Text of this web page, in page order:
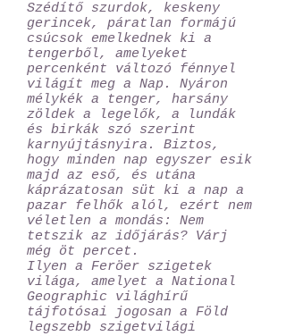
Szédítő szurdok, keskeny
gerincek, páratlan formájú
csúcsok emelkednek ki a
tengerből, amelyeket
percenként változó fénnyel
világít meg a Nap. Nyáron
mélykék a tenger, harsány
zöldek a legelők, a lundák
és birkák szó szerint
karnyújtásnyira. Biztos,
hogy minden nap egyszer esik
majd az eső, és utána
káprázatosan süt ki a nap a
pazar felhők alól, ezért nem
véletlen a mondás: Nem
tetszik az időjárás? Várj
még öt percet.
Ilyen a Feröer szigetek
világa, amelyet a National
Geographic világhírű
tájfotósai jogosan a Föld
legszebb szigetvilági